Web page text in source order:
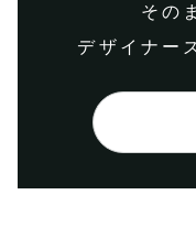
その
デザイナー